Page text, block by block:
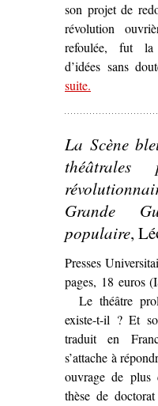
son projet de
révolution
refoulée, fut la
d’idées sans
suite– ‘« Mais
.
La Scène
théâtrales
Grande
populaire,
Presses
pages, 18 euros
Le théâtre
existe-t-il ? Et
traduit en
s’attache à
ouvrage de
thèse de